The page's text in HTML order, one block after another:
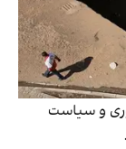
و سیاست